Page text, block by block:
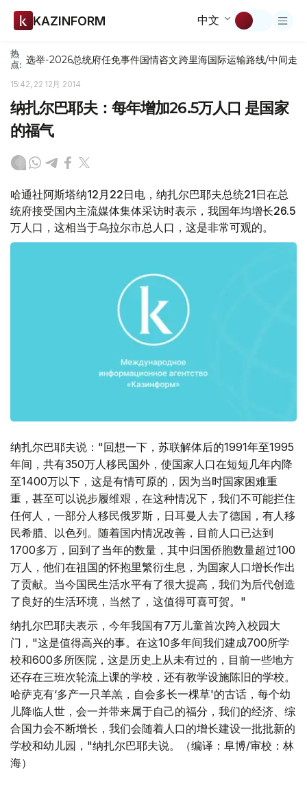
KAZINFORM 中文
热
点: 选举-2026总统府任免事件国情咨文跨里海国际运输路线/中间走廊
15:42, 22 12月 2014
纳扎尔巴耶夫：每年增加26.5万人口 是国家
的福气
哈通社阿斯塔纳12月22日电，纳扎尔巴耶夫总统21日在总
统府接受国内主流媒体集体采访时表示，我国年均增长26.5
万人口，这相当于乌拉尔市总人口，这是非常可观的。
纳扎尔巴耶夫说："回想一下，苏联解体后的1991年至1995
年间，共有350万人移民国外，使国家人口在短短几年内降
至1400万以下，这是有情可原的，因为当时国家困难重
重，甚至可以说步履维艰，在这种情况下，我们不可能拦住
任何人，一部分人移民俄罗斯，日耳曼人去了德国，有人移
民希腊、以色列。随着国内情况改善，目前人口已达到
1700多万，回到了当年的数量，其中归国侨胞数量超过100
万人，他们在祖国的怀抱里繁衍生息，为国家人口增长作出
了贡献。当今国民生活水平有了很大提高，我们为后代创造
了良好的生活环境，当然了，这值得可喜可贺。"
纳扎尔巴耶夫表示，今年我国有7万儿童首次跨入校园大
门，"这是值得高兴的事。在这10多年间我们建成700所学
校和600多所医院，这是历史上从未有过的，目前一些地方
还存在三班次轮流上课的学校，还有教学设施陈旧的学校。
哈萨克有‘多产一只羊羔，自会多长一棵草'的古话，每个幼
儿降临人世，会一并带来属于自己的福分，我们的经济、综
合国力会不断增长，我们会随着人口的增长建设一批批新的
学校和幼儿园，"纳扎尔巴耶夫说。（编译：阜博/审校：林
海）